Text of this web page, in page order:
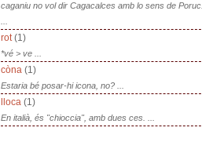
caganiu no vol dir Cagacalces amb lo sens de Poruc.
rot(1)
*vé > ve ...
còna (1)
Estaria bé posar-hi icona, no? ...
lloca (1)
En italià, és "chioccia", amb dues ces. ...